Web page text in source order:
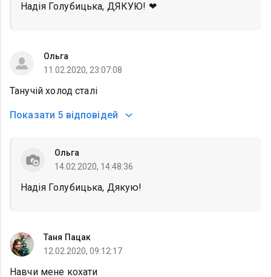
Надія Голубицька, ДЯКУЮ! ❤
Ольга
11.02.2020, 23:07:08
Танучій холод сталі
Показати 5 відповідей
Ольга
14.02.2020, 14:48:36
Надія Голубицька, Дякую!
Таня Пацак
12.02.2020, 09:12:17
Навчи мене кохати